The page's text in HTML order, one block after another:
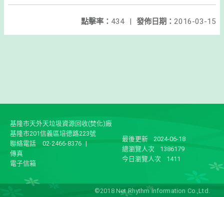
發佈日期： 2016-03-15
點擊率： 434 |
基隆市天外天垃圾資源回收(焚化)廠
基隆市201信義區培德路223號
聯絡電話
02-2466-8376 |
傳真
電子信箱
最後更新
2024-06-18
總瀏覽人次
1386179
今日瀏覽人次
1411
©2018 Net Rhythm Information Co.,Ltd.